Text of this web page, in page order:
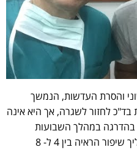
והסרת העדשות, הנמשך
לחזור לשגרה, אך היא אינה
במהלך השבועות
הבאים. ברב המנותחים נמשך תהליך שיפור הראיה בין 4 ל- 8